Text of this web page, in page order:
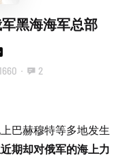
黑海海军总部
· 2
巴赫穆特等多地发生
期却对俄军的海上力